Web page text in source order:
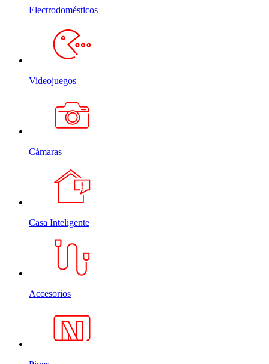
Electrodomésticos
Videojuegos
Cámaras
Casa Inteligente
Accesorios